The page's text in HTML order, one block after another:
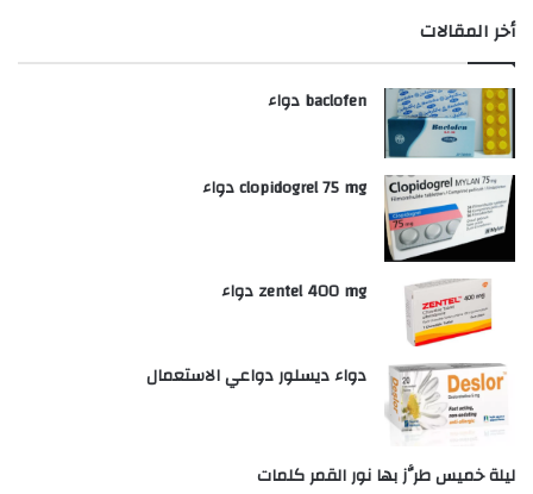
أخر المقالات
baclofen دواء
clopidogrel 75 mg دواء
zentel 400 mg دواء
دواء ديسلور دواعي الاستعمال
ليلة خميس طرَّز بها نور القمر كلمات